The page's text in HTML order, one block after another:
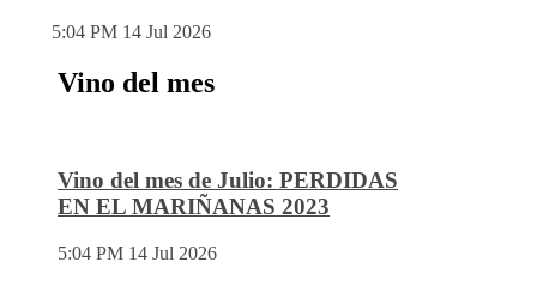
5:04 PM 14 Jul 2026
Vino del mes
Vino del mes de Julio: PERDIDAS
EN EL MARIÑANAS 2023
5:04 PM 14 Jul 2026